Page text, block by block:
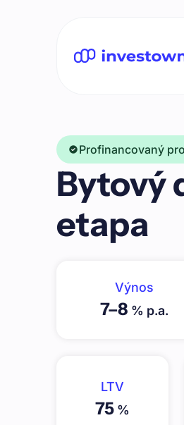
Profinancovaný
Bytový
etapa
Výnos
7–8 % p.a.
LTV
75 %